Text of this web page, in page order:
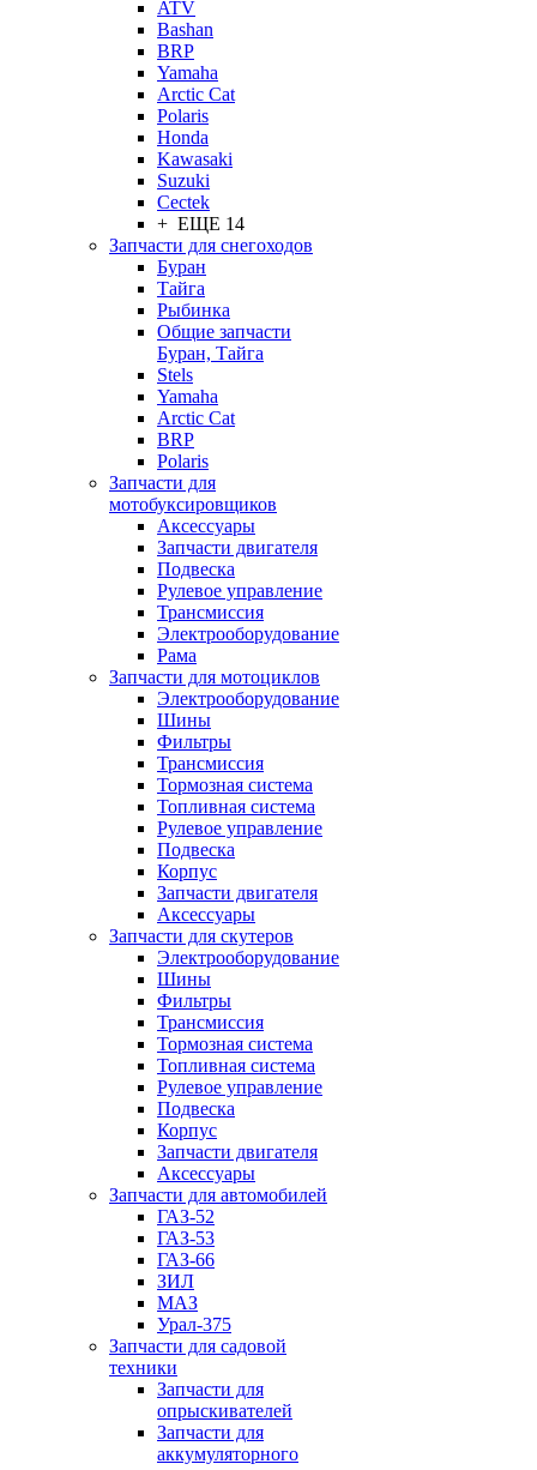
ATV
Bashan
BRP
Yamaha
Arctic Cat
Polaris
Honda
Kawasaki
Suzuki
Cectek
+ ЕЩЕ 14
Запчасти для снегоходов
Буран
Тайга
Рыбинка
Общие запчасти
Буран, Тайга
Stels
Yamaha
Arctic Cat
BRP
Polaris
Запчасти для
мотобуксировщиков
Аксессуары
Запчасти двигателя
Подвеска
Рулевое управление
Трансмиссия
Электрооборудование
Рама
Запчасти для мотоциклов
Электрооборудование
Шины
Фильтры
Трансмиссия
Тормозная система
Топливная система
Рулевое управление
Подвеска
Корпус
Запчасти двигателя
Аксессуары
Запчасти для скутеров
Электрооборудование
Шины
Фильтры
Трансмиссия
Тормозная система
Топливная система
Рулевое управление
Подвеска
Корпус
Запчасти двигателя
Аксессуары
Запчасти для автомобилей
ГАЗ-52
ГАЗ-53
ГАЗ-66
ЗИЛ
МАЗ
Урал-375
Запчасти для садовой
техники
Запчасти для
опрыскивателей
Запчасти для
аккумуляторного